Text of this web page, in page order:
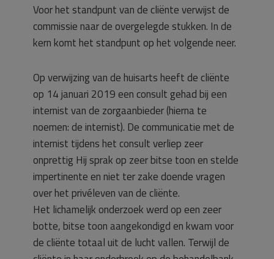
Voor het standpunt van de cliënte verwijst de
commissie naar de overgelegde stukken. In de
kern komt het standpunt op het volgende neer.
Op verwijzing van de huisarts heeft de cliënte
op 14 januari 2019 een consult gehad bij een
internist van de zorgaanbieder (hierna te
noemen: de internist). De communicatie met de
internist tijdens het consult verliep zeer
onprettig Hij sprak op zeer bitse toon en stelde
impertinente en niet ter zake doende vragen
over het privéleven van de cliënte.
Het lichamelijk onderzoek werd op een zeer
botte, bitse toon aangekondigd en kwam voor
de cliënte totaal uit de lucht vallen. Terwijl de